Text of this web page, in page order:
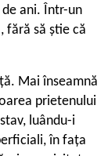
ani. Într-un
fără să știe că
Mai înseamnă
prietenului
luându-i
în fața